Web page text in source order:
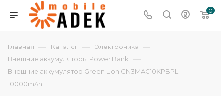
0
Главная — Каталог — Электроника —
Внешние аккумуляторы Power Bank —
Внешние аккумулятор Green Lion GN3MAG10KPBPL
10000mAh